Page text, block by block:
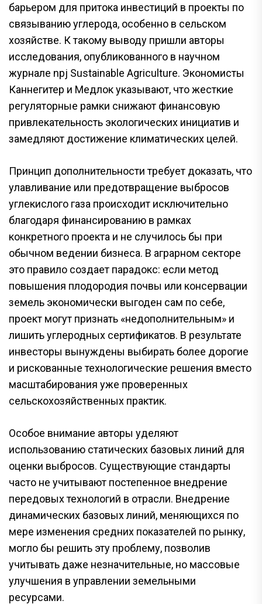
барьером для притока инвестиций в проекты по
связыванию углерода, особенно в сельском
хозяйстве. К такому выводу пришли авторы
исследования, опубликованного в научном
журнале npj Sustainable Agriculture. Экономисты
Каннегитер и Медлок указывают, что жесткие
регуляторные рамки снижают финансовую
привлекательность экологических инициатив и
замедляют достижение климатических целей.
Принцип дополнительности требует доказать, что
улавливание или предотвращение выбросов
углекислого газа происходит исключительно
благодаря финансированию в рамках
конкретного проекта и не случилось бы при
обычном ведении бизнеса. В аграрном секторе
это правило создает парадокс: если метод
повышения плодородия почвы или консервации
земель экономически выгоден сам по себе,
проект могут признать «недополнительным» и
лишить углеродных сертификатов. В результате
инвесторы вынуждены выбирать более дорогие
и рискованные технологические решения вместо
масштабирования уже проверенных
сельскохозяйственных практик.
Особое внимание авторы уделяют
использованию статических базовых линий для
оценки выбросов. Существующие стандарты
часто не учитывают постепенное внедрение
передовых технологий в отрасли. Внедрение
динамических базовых линий, меняющихся по
мере изменения средних показателей по рынку,
могло бы решить эту проблему, позволив
учитывать даже незначительные, но массовые
улучшения в управлении земельными
ресурсами.